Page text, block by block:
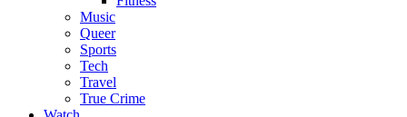
Music
Queer
Sports
Tech
Travel
True Crime